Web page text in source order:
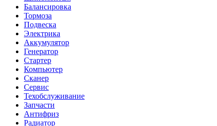
Балансировка
Тормоза
Подвеска
Электрика
Аккумулятор
Генератор
Стартер
Компьютер
Сканер
Сервис
Техобслуживание
Запчасти
Антифриз
Радиатор